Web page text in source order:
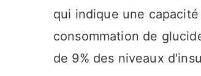
qui indique une
consommation de
de 9% des niveaux